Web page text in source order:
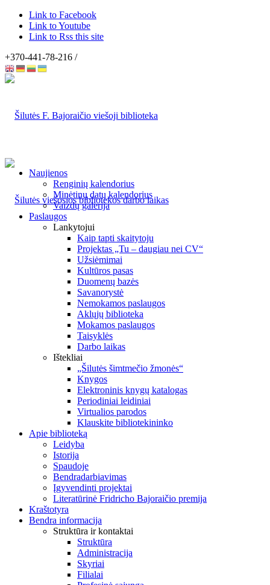
Link to Facebook
Link to Youtube
Link to Rss this site
+370-441-78-216 /
Naujienos
Renginių kalendorius
Minėtinų datų kalendorius
Vaizdų galerija
Paslaugos
Lankytojui
Kaip tapti skaitytoju
Projektas „Tu – daugiau nei CV“
Užsiėmimai
Kultūros pasas
Duomenų bazės
Savanorystė
Nemokamos paslaugos
Aklųjų biblioteka
Mokamos paslaugos
Taisyklės
Darbo laikas
Ištekliai
„Šilutės šimtmečio žmonės“
Knygos
Elektroninis knygų katalogas
Periodiniai leidiniai
Virtualios parodos
Klauskite bibliotekininko
Apie biblioteką
Leidyba
Istorija
Spaudoje
Bendradarbiavimas
Įgyvendinti projektai
Literatūrinė Fridricho Bajoraičio premija
Kraštotyra
Bendra informacija
Struktūra ir kontaktai
Struktūra
Administracija
Skyriai
Filialai